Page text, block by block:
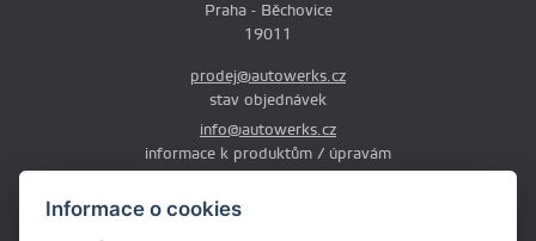
Informace o cookies
Praha - Běchovice
19011
prodej@autowerks.cz
stav objednávek
info@autowerks.cz
informace k produktům / úpravám